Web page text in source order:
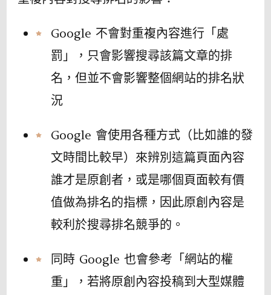
Google 不會對重複內容進行「處
罰」，只會影響搜尋該篇文章的排
名，但並不會影響整個網站的排名狀
況
Google 會使用各種方式（比如誰的發
文時間比較早）來辨別這篇頁面內容
誰才是原創者，或是哪個頁面較有價
值做為排名的指標，因此原創內容是
較利於搜尋排名競爭的。
同時 Google 也會參考「網站的權
重」，若將原創內容投稿到大型媒體